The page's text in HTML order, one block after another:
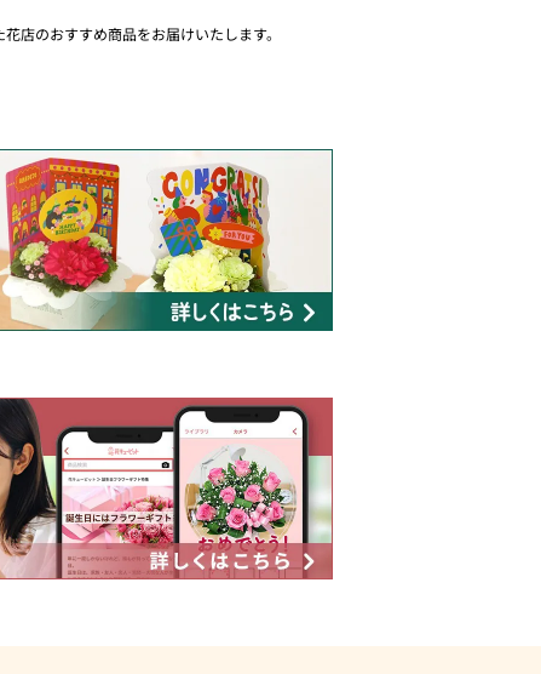
店のおすすめ商品をお届けいたします。